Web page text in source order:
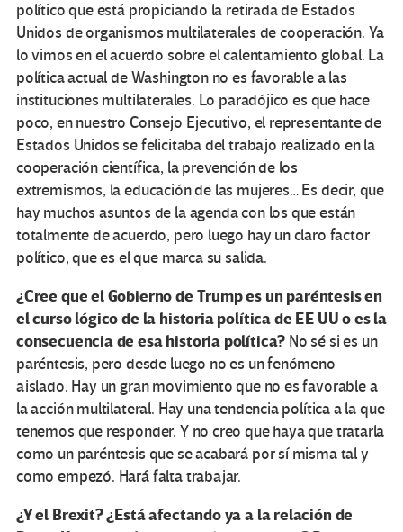
político que está propiciando la retirada de Estados
Unidos de organismos multilaterales de cooperación. Ya
lo vimos en el acuerdo sobre el calentamiento global. La
política actual de Washington no es favorable a las
instituciones multilaterales. Lo paradójico es que hace
poco, en nuestro Consejo Ejecutivo, el representante de
Estados Unidos se felicitaba del trabajo realizado en la
cooperación científica, la prevención de los
extremismos, la educación de las mujeres… Es decir, que
hay muchos asuntos de la agenda con los que están
totalmente de acuerdo, pero luego hay un claro factor
político, que es el que marca su salida.
¿Cree que el Gobierno de Trump es un paréntesis en
el curso lógico de la historia política de EE UU o es la
consecuencia de esa historia política? No sé si es un
paréntesis, pero desde luego no es un fenómeno
aislado. Hay un gran movimiento que no es favorable a
la acción multilateral. Hay una tendencia política a la que
tenemos que responder. Y no creo que haya que tratarla
como un paréntesis que se acabará por sí misma tal y
como empezó. Hará falta trabajar.
¿Y el Brexit? ¿Está afectando ya a la relación de